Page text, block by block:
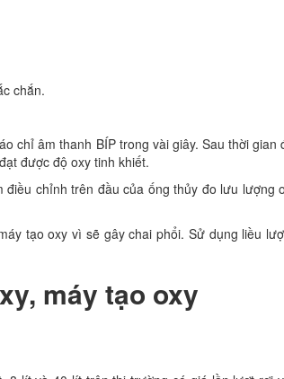
chắn.
chỉ âm thanh BÍP trong vài giây. Sau thời gian
được độ oxy tinh khiết.
chỉnh trên đầu của ống thủy đo lưu lượng
tạo oxy vì sẽ gây chai phổi. Sử dụng liều
máy tạo oxy